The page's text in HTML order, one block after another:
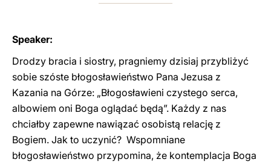
Speaker:
Drodzy bracia i siostry, pragniemy dzisiaj przybliżyć
sobie szóste błogosławieństwo Pana Jezusa z
Kazania na Górze: „Błogosławieni czystego serca,
albowiem oni Boga oglądać będą”. Każdy z nas
chciałby zapewne nawiązać osobistą relację z
Bogiem. Jak to uczynić? Wspomniane
błogosławieństwo przypomina, że kontemplacja Boga